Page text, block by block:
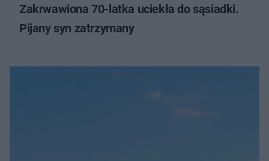
Zakrwawiona 70-latka uciekła do sąsiadki.
Pijany syn zatrzymany